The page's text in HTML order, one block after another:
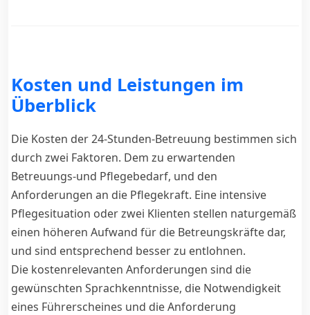
Kosten und Leistungen im
Überblick
Die Kosten der 24-Stunden-Betreuung bestimmen sich
durch zwei Faktoren. Dem zu erwartenden
Betreuungs-und Pflegebedarf, und den
Anforderungen an die Pflegekraft. Eine intensive
Pflegesituation oder zwei Klienten stellen naturgemäß
einen höheren Aufwand für die Betreungskräfte dar,
und sind entsprechend besser zu entlohnen.
Die kostenrelevanten Anforderungen sind die
gewünschten Sprachkenntnisse, die Notwendigkeit
eines Führerscheines und die Anforderung